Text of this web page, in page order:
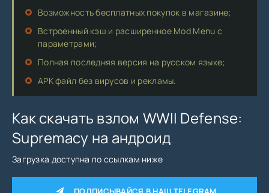
Возможность бесплатных покупок в магазине;
Встроенный кэш и расширенное Mod Menu с
параметрами;
Полная последняя версия на русском языке;
APK файл без вирусов и рекламы.
Как скачать взлом WWII Defense:
Supremacy на андроид
Загрузка доступна по ссылкам ниже